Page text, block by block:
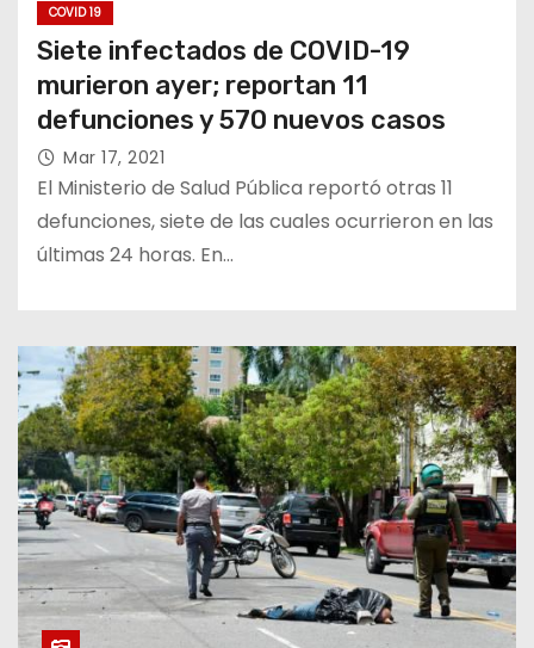
COVID 19
Siete infectados de COVID-19
murieron ayer; reportan 11
defunciones y 570 nuevos casos
Mar 17, 2021
El Ministerio de Salud Pública reportó otras 11
defunciones, siete de las cuales ocurrieron en las
últimas 24 horas. En…